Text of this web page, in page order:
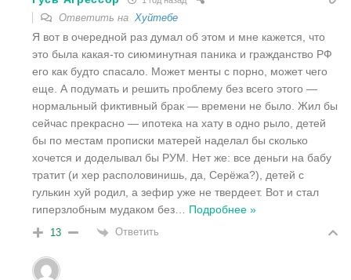
Ответить на Хуйтебе
Я вот в очередной раз думал об этом и мне кажется, что
это была какая-то сиюминутная паника и гражданство РФ
его как будто спасало. Может менты с порно, может чего
еще. А подумать и решить проблему без всего этого —
нормальный фиктивный брак — времени не было. Жил бы
сейчас прекрасно — ипотека на хату в одно рыло, детей
бы по местам прописки матерей наделал бы сколько
хочется и доделывал бы РУМ. Нет же: все деньги на бабу
тратит (и хер располовинишь, да, Серёжа?), детей с
гулькин хуй родил, а зефир уже не твердеет. Вот и стал
гиперзлобным мудаком без… Подробнее »
13 Ответить